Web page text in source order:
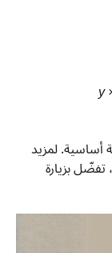
أساسية. لمزيد
بزيارة